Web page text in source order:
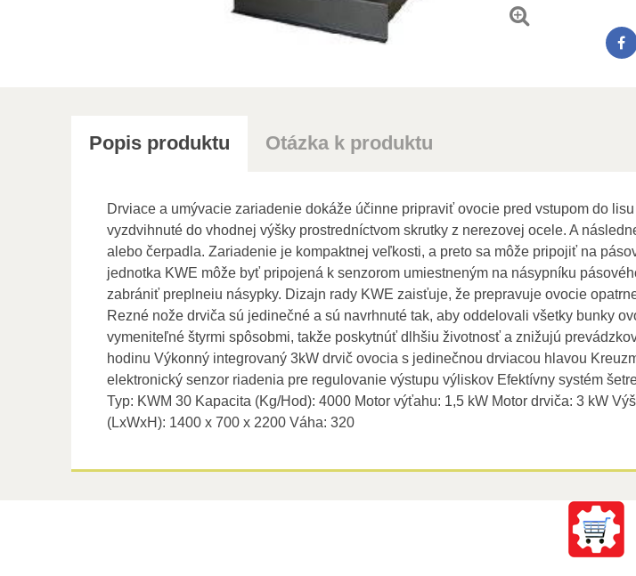
Popis produktu Otázka k produktu
Drviace a umývacie zariadenie dokáže účinne pripraviť ovocie pred vstupom do
vyzdvihnuté do vhodnej výšky prostredníctvom skrutky z nerezovej ocele. A
alebo čerpadla. Zariadenie je kompaktnej veľkosti, a preto sa môže pripojiť na
jednotka KWE môže byť pripojená k senzorom umiestneným na násypníku
zabrániť preplneiu násypky. Dizajn rady KWE zaisťuje, že prepravuje ovocie
Rezné nože drviča sú jedinečné a sú navrhnuté tak, aby oddelovali všetky bunky
vymeniteľné štyrmi spôsobmi, takže poskytnúť dlhšiu životnosť a znižujú
hodinu Výkonný integrovaný 3kW drvič ovocia s jedinečnou drviacou hlavou
elektronický senzor riadenia pre regulovanie výstupu výliskov Efektívny systém
Typ: KWM 30 Kapacita (Kg/Hod): 4000 Motor výťahu: 1,5 kW Motor drviča: 3 kW
(LxWxH): 1400 x 700 x 2200 Váha: 320